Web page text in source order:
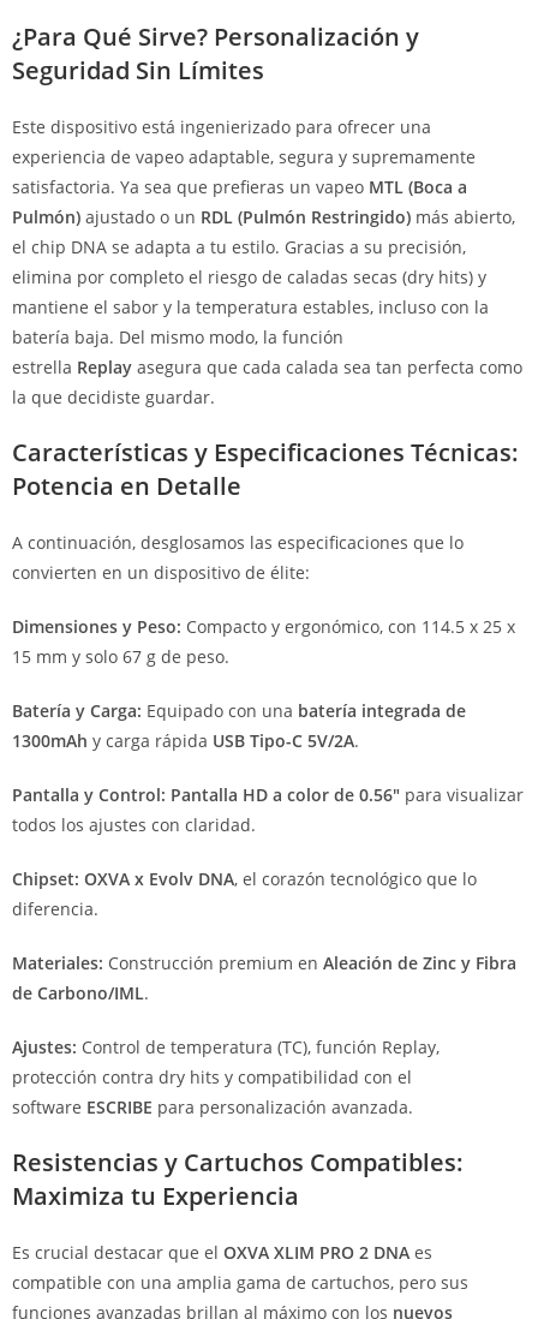
¿Para Qué Sirve? Personalización y
Seguridad Sin Límites
Este dispositivo está ingenierizado para ofrecer una
experiencia de vapeo adaptable, segura y supremamente
satisfactoria. Ya sea que prefieras un vapeo MTL (Boca a
Pulmón) ajustado o un RDL (Pulmón Restringido) más abierto,
el chip DNA se adapta a tu estilo. Gracias a su precisión,
elimina por completo el riesgo de caladas secas (dry hits) y
mantiene el sabor y la temperatura estables, incluso con la
batería baja. Del mismo modo, la función
estrella Replay asegura que cada calada sea tan perfecta como
la que decidiste guardar.
Características y Especificaciones Técnicas:
Potencia en Detalle
A continuación, desglosamos las especificaciones que lo
convierten en un dispositivo de élite:
Dimensiones y Peso: Compacto y ergonómico, con 114.5 x 25 x
15 mm y solo 67 g de peso.
Batería y Carga: Equipado con una batería integrada de
1300mAh y carga rápida USB Tipo-C 5V/2A.
Pantalla y Control: Pantalla HD a color de 0.56″ para visualizar
todos los ajustes con claridad.
Chipset: OXVA x Evolv DNA, el corazón tecnológico que lo
diferencia.
Materiales: Construcción premium en Aleación de Zinc y Fibra
de Carbono/IML.
Ajustes: Control de temperatura (TC), función Replay,
protección contra dry hits y compatibilidad con el
software ESCRIBE para personalización avanzada.
Resistencias y Cartuchos Compatibles:
Maximiza tu Experiencia
Es crucial destacar que el OXVA XLIM PRO 2 DNA es
compatible con una amplia gama de cartuchos, pero sus
funciones avanzadas brillan al máximo con los nuevos